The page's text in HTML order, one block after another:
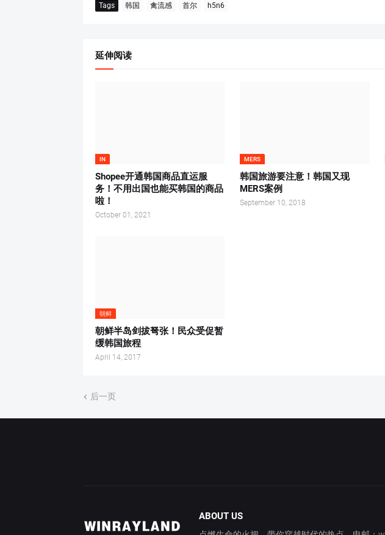
Tags 韩国 禽流感 首尔 h5n6
延伸阅读
IN
Shopee开通韩国商品直运服
务！不用出国也能买韩国的商品
啦！
October 01, 2021
MERS
韩国旅游要注意！韩国又现
MERS案例
September 10, 2018
朝鲜
朝鲜半岛剑拔弩张！民众受促暂
缓韩国旅程
April 14, 2017
后一页
ABOUT US